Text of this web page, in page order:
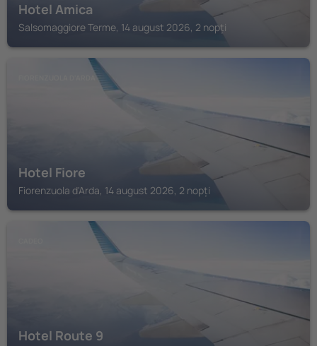
Hotel Amica
Salsomaggiore Terme, 14 august 2026, 2 nopți
Hotel Fiore
Fiorenzuola d'Arda, 14 august 2026, 2 nopți
Hotel Route 9